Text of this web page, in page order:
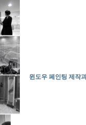
윈도우 페인팅 제작